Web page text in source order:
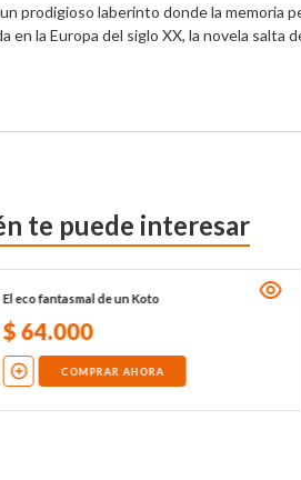
un prodigioso laberinto donde la memoria
la Europa del siglo XX, la novela salta
te puede interesar
El eco fantasmal de un Koto
$64.000
COMPRAR AHORA